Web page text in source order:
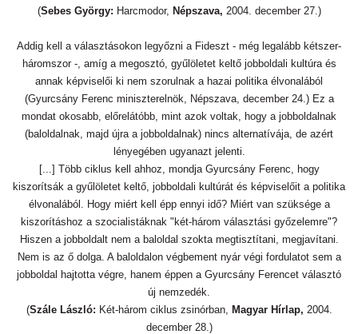
(Sebes György: Harcmodor, Népszava, 2004. december 27.)
Addig kell a választásokon legyőzni a Fideszt - még legalább kétszer-
háromszor -, amíg a megosztó, gyűlöletet keltő jobboldali kultúra és
annak képviselői ki nem szorulnak a hazai politika élvonalából
(Gyurcsány Ferenc miniszterelnök, Népszava, december 24.) Ez a
mondat okosabb, előrelátóbb, mint azok voltak, hogy a jobboldalnak
(baloldalnak, majd újra a jobboldalnak) nincs alternatívája, de azért
lényegében ugyanazt jelenti.
[...] Több ciklus kell ahhoz, mondja Gyurcsány Ferenc, hogy
kiszorítsák a gyűlöletet keltő, jobboldali kultúrát és képviselőit a politika
élvonalából. Hogy miért kell épp ennyi idő? Miért van szüksége a
kiszorításhoz a szocialistáknak "két-három választási győzelemre"?
Hiszen a jobboldalt nem a baloldal szokta megtisztítani, megjavítani.
Nem is az ő dolga. A baloldalon végbement nyár végi fordulatot sem a
jobboldal hajtotta végre, hanem éppen a Gyurcsány Ferencet választó
új nemzedék.
(Szále László: Két-három ciklus zsinórban, Magyar Hírlap, 2004.
december 28.)